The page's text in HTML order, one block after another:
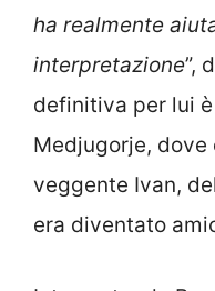
ha realmente
interpretazione”,
definitiva per lui
Medjugorje,
veggente Ivan,
era diventato